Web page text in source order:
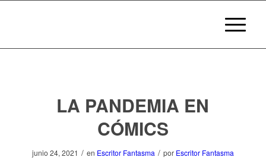
LA PANDEMIA EN
CÓMICS
junio 24, 2021 / en Escritor Fantasma / por Escritor Fantasma